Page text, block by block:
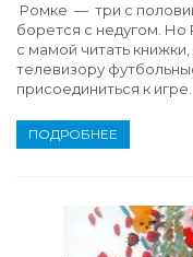
Ромке — три с
борется с недугом.
с мамой читать
телевизору
присоединиться к игре.
ПОДРОБНЕЕ